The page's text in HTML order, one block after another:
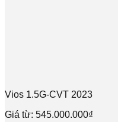
Vios 1.5G-CVT 2023
Giá từ: 545.000.000₫